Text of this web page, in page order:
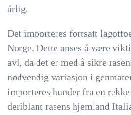
årlig.
Det importeres fortsatt
Norge. Dette anses å være
avl, da det er med å sikre
nødvendig variasjon i
importeres hunder fra en
deriblant rasens hjemland